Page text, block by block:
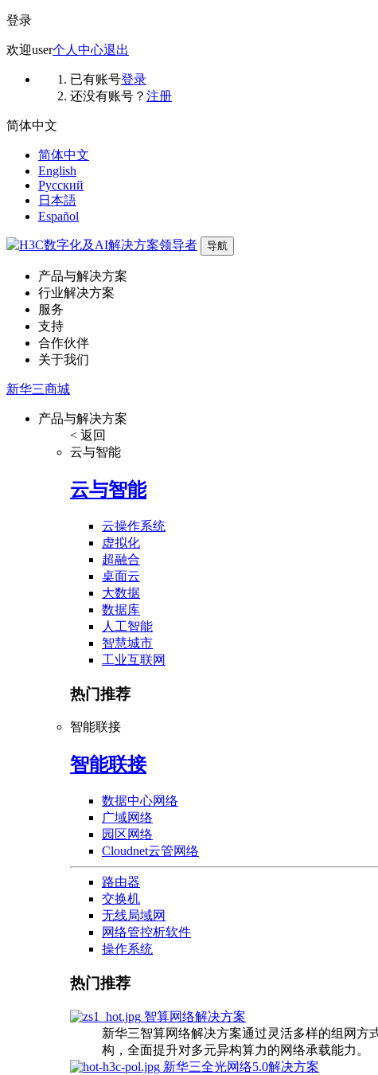
登录
欢迎user个人中心退出
已有账号登录
还没有账号？ 注册
简体中文
简体中文
English
Русский
日本語
Español
导航
产品与解决方案
行业解决方案
服务
支持
合作伙伴
关于我们
新华三商城
产品与解决方案
< 返回
云与智能
云与智能
云操作系统
虚拟化
超融合
桌面云
大数据
数据库
人工智能
智慧城市
工业互联网
热门推荐
智能联接
智能联接
数据中心网络
广域网络
园区网络
Cloudnet云管网络
路由器
交换机
无线局域网
网络管控析软件
操作系统
热门推荐
智算网络解决方案
新华三智算网络解决方案通过灵活多样的组网
构，全面提升对多元异构算力的网络承载能力。
新华三全光网络5.0解决方案